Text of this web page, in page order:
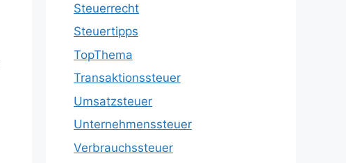
Steuerrecht
Steuertipps
TopThema
Transaktionssteuer
Umsatzsteuer
Unternehmenssteuer
Verbrauchssteuer